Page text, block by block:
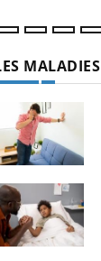
MALADIES